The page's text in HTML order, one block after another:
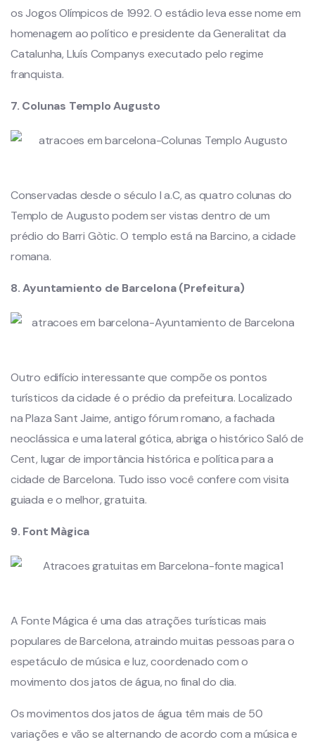
os Jogos Olímpicos de 1992. O estádio leva esse nome em
homenagem ao político e presidente da Generalitat da
Catalunha, Lluís Companys executado pelo regime
franquista.
7. Colunas Templo Augusto
Conservadas desde o século I a.C, as quatro colunas do
Templo de Augusto podem ser vistas dentro de um
prédio do Barri Gòtic. O templo está na Barcino, a cidade
romana.
8. Ayuntamiento de Barcelona (Prefeitura)
Outro edifício interessante que compõe os pontos
turísticos da cidade é o prédio da prefeitura. Localizado
na Plaza Sant Jaime, antigo fórum romano, a fachada
neoclássica e uma lateral gótica, abriga o histórico Saló de
Cent, lugar de importância histórica e política para a
cidade de Barcelona. Tudo isso você confere com visita
guiada e o melhor, gratuita.
9. Font Màgica
A Fonte Mágica é uma das atrações turísticas mais
populares de Barcelona, atraindo muitas pessoas para o
espetáculo de música e luz, coordenado com o
movimento dos jatos de água, no final do dia.
Os movimentos dos jatos de água têm mais de 50
variações e vão se alternando de acordo com a música e